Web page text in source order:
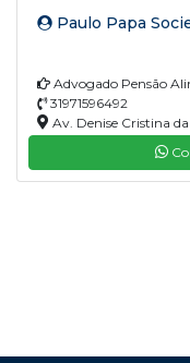
Paulo Papa
Advogado Pensão
31971596492
Av. Denise Cristina
Neves, MG, 33900-375